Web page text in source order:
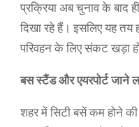
प्रक्रिया अब चुनाव के बाद
दिखा रहे हैं। इसलिए यह तय
परिवहन के लिए संकट खड़ा
बस स्टैंड और एयरपोर्ट जाने
शहर में सिटी बसें कम होने